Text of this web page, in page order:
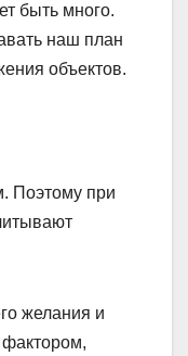
быть много.
наш план
объектов.
Поэтому при
желания и